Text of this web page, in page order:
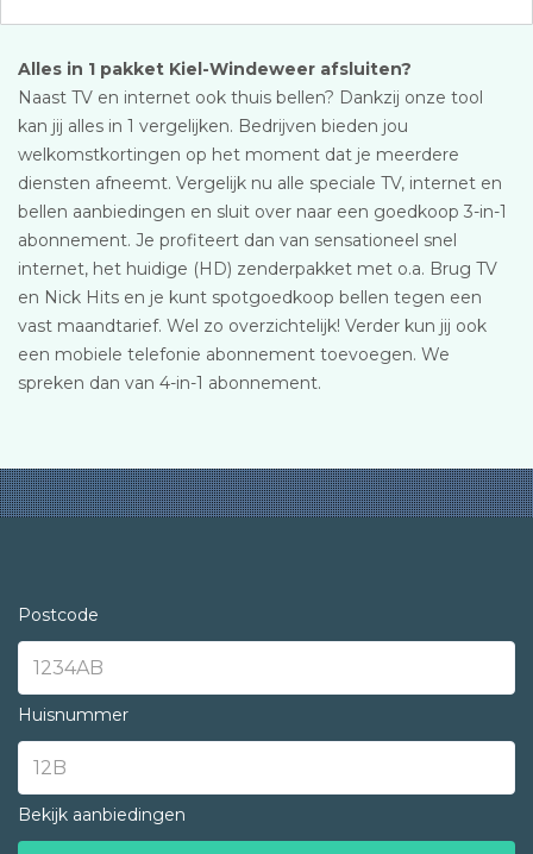
Alles in 1 pakket Kiel-Windeweer afsluiten?
Naast TV en internet ook thuis bellen? Dankzij onze tool
kan jij alles in 1 vergelijken. Bedrijven bieden jou
welkomstkortingen op het moment dat je meerdere
diensten afneemt. Vergelijk nu alle speciale TV, internet en
bellen aanbiedingen en sluit over naar een goedkoop 3-in-1
abonnement. Je profiteert dan van sensationeel snel
internet, het huidige (HD) zenderpakket met o.a. Brug TV
en Nick Hits en je kunt spotgoedkoop bellen tegen een
vast maandtarief. Wel zo overzichtelijk! Verder kun jij ook
een mobiele telefonie abonnement toevoegen. We
spreken dan van 4-in-1 abonnement.
Postcode
Huisnummer
Bekijk aanbiedingen